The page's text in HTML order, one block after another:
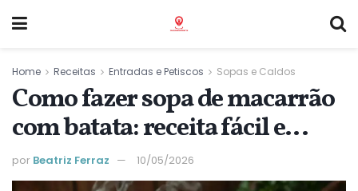
Home Receitas Entradas e Petiscos Sopas e Caldos
Como fazer sopa de macarrão
com batata: receita fácil e
reconfortante
por Beatriz Ferraz 10/05/2026